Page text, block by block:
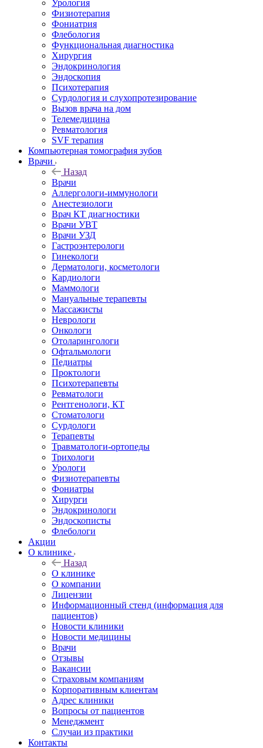
Урология
Физиотерапия
Фониатрия
Флебология
Функциональная диагностика
Хирургия
Эндокринология
Эндоскопия
Психотерапия
Сурдология и слухопротезирование
Вызов врача на дом
Телемедицина
Ревматология
SVF терапия
Компьютерная томография зубов
Врачи
Назад
Врачи
Аллергологи-иммунологи
Анестезиологи
Врач КТ диагностики
Врачи УВТ
Врачи УЗД
Гастроэнтерологи
Гинекологи
Дерматологи, косметологи
Кардиологи
Маммологи
Мануальные терапевты
Массажисты
Неврологи
Онкологи
Отоларингологи
Офтальмологи
Педиатры
Проктологи
Психотерапевты
Ревматологи
Рентгенологи, КТ
Стоматологи
Сурдологи
Терапевты
Травматологи-ортопеды
Трихологи
Урологи
Физиотерапевты
Фониатры
Хирурги
Эндокринологи
Эндоскописты
Флебологи
Акции
О клинике
Назад
О клинике
О компании
Лицензии
Информационный стенд (информация для
пациентов)
Новости клиники
Новости медицины
Врачи
Отзывы
Вакансии
Страховым компаниям
Корпоративным клиентам
Адрес клиники
Вопросы от пациентов
Менеджмент
Случаи из практики
Контакты